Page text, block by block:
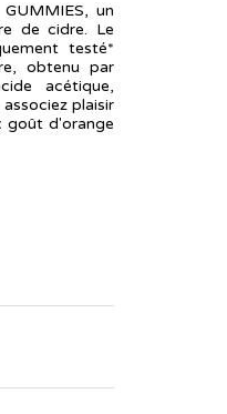
un
de cidre. Le
testé*
obtenu par
acétique,
plaisir
goût d'orange